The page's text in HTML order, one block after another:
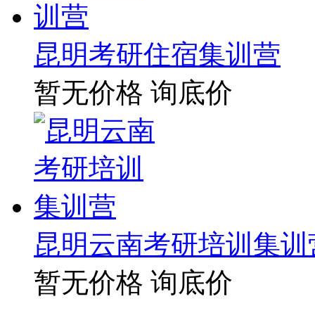
昆明考研住宿集训营
暂无价格 询底价
昆明云南考研培训集训
暂无价格 询底价